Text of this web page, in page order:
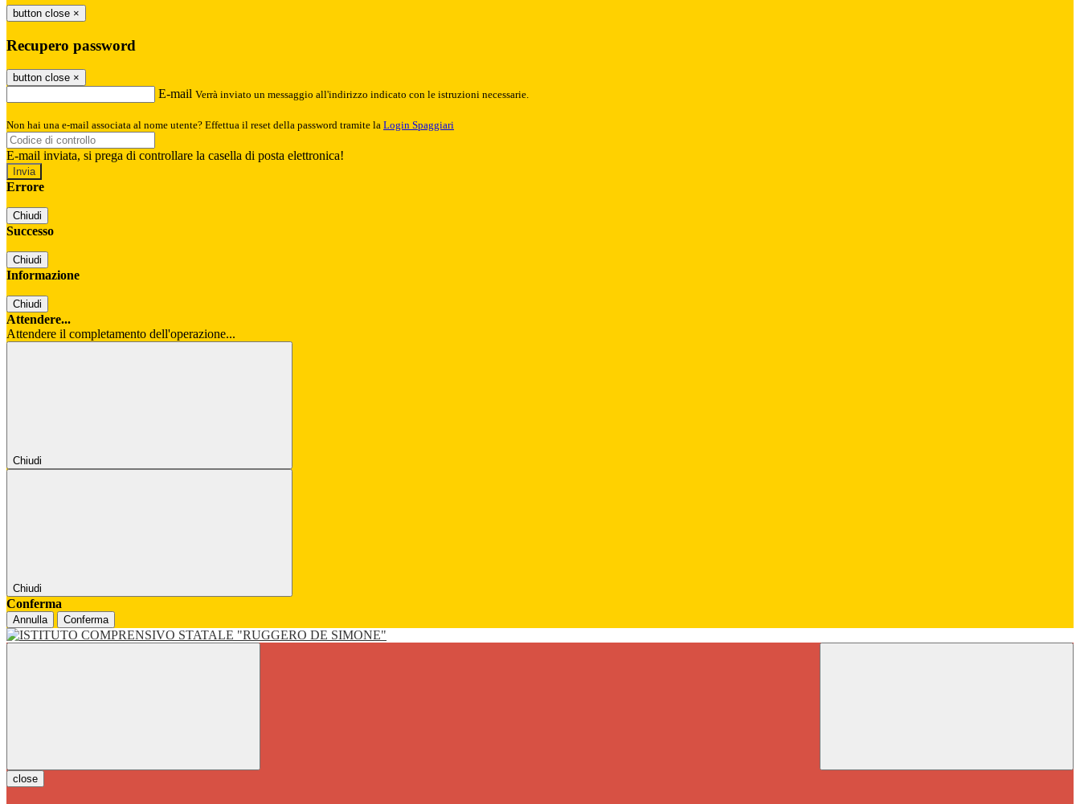
button close ×
Recupero password
button close ×
E-mail Verrà inviato un messaggio all'indirizzo indicato con le istruzioni necessarie.
Non hai una e-mail associata al nome utente? Effettua il reset della password tramite la Login Spaggiari
E-mail inviata, si prega di controllare la casella di posta elettronica!
Errore
Chiudi
Successo
Chiudi
Informazione
Chiudi
Attendere...
Attendere il completamento dell'operazione...
Chiudi
Chiudi
Conferma
Annulla Conferma
close